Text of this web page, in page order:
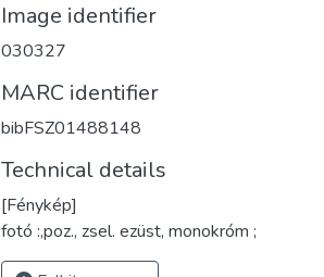
Image identifier
030327
MARC identifier
bibFSZ01488148
Technical details
[Fénykép]
fotó :,poz., zsel. ezüst, monokróm ;